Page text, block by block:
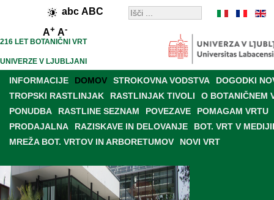
abc ABC
A+ A-
216 LET BOTANIČNI VRT
UNIVERZE V LJUBLJANI
INFORMACIJE DOMOV STROKOVNA VODSTVA
DOGODKI
TROPSKI RASTLINJAK
RASTLINJAK TIVOLI
O BOTANIČNEM
PONUDBA
RASTLINE SEZNAM POVEZAVE
POMAGAM VRTU
PRODAJALNA
RAZISKAVE IN DELOVANJE
BOT. VRT V
MREŽA BOT. VRTOV IN ARBORETUMOV
NOVI VRT